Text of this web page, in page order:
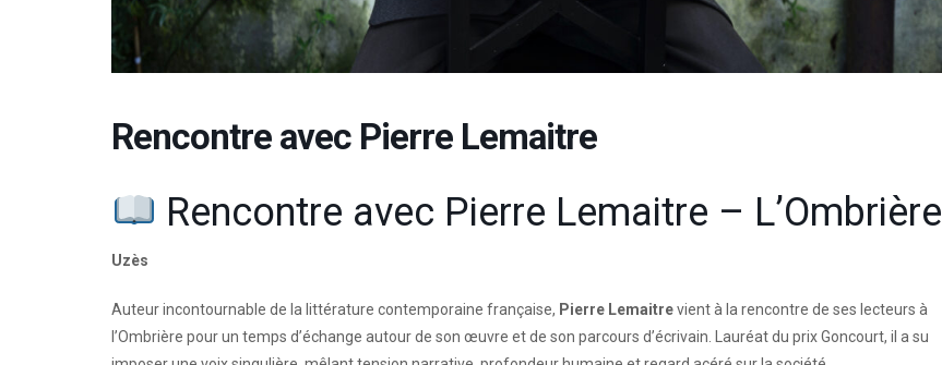
Rencontre avec Pierre Lemaitre
Rencontre avec Pierre Lemaitre – L’Ombrière
Uzès
Auteur incontournable de la littérature contemporaine française, Pierre Lemaitrevient à la rencontre de ses lecteurs à
l’Ombrière pour un temps d’échange autour de son œuvre et de son parcours d’écrivain. Lauréat du prix Goncourt, il a su